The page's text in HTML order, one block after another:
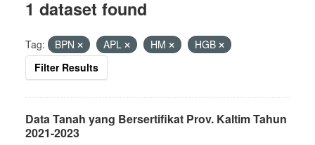
1 dataset found
Tag: BPN APL HM
HGB
Filter Results
Data Tanah yang Bersertifikat Prov. Kaltim Tahun
2021-2023